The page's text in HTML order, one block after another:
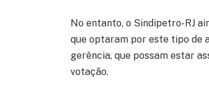
No entanto, o Sindipetro-RJ
que optaram por este tipo de
gerência, que possam estar
votação.